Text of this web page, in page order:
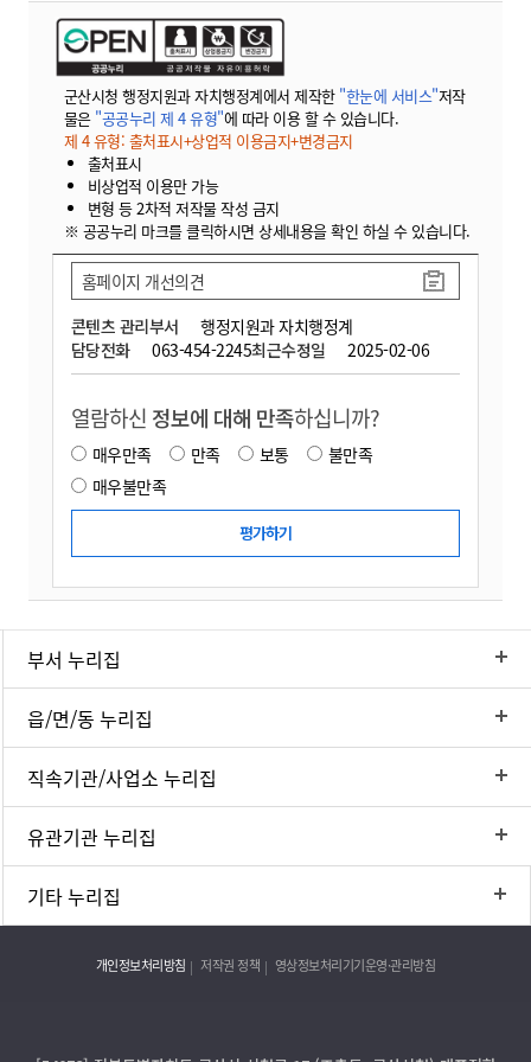
군산시청 행정지원과 자치행정계에서 제작한 "한눈에 서비스"저작
물은 "공공누리 제 4 유형"에 따라 이용 할 수 있습니다.
제 4 유형: 출처표시+상업적 이용금지+변경금지
출처표시
비상업적 이용만 가능
변형 등 2차적 저작물 작성 금지
※ 공공누리 마크를 클릭하시면 상세내용을 확인 하실 수 있습니다.
콘텐츠 관리부서
행정지원과 자치행정계
담당전화
063-454-2245최근수정일 2025-02-06
홈페이지 개선의견
열람하신 정보에 대해 만족하십니까?
매우만족 만족 보통
불만족
매우불만족
부서 누리집
읍/면/동 누리집
직속기관/사업소 누리집
유관기관 누리집
기타 누리집
개인정보처리방침 저작권 정책 영상정보처리기기운영·관리방침